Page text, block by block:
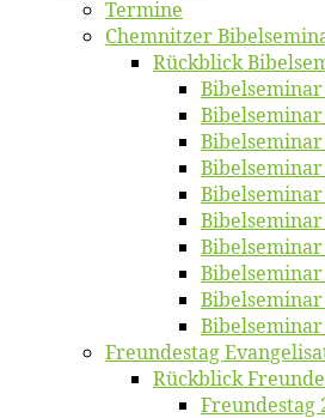
Ter­mi­ne
Chemnit­zer
Rück­blick
Bi­bel­se­mi­nar
Bi­bel­se­mi­nar
Bi­bel­se­mi­nar
Bi­bel­se­mi­nar
Bi­bel­se­mi­nar
Bi­bel­se­mi­nar
Bi­bel­se­mi­nar
Bi­bel­se­mi­nar
Bibelsemi­nar
Bibelsemi­nar
Freun­des­tag
Rück­blick
Freun­des­tag